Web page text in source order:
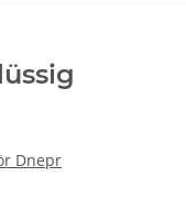
Dnepr